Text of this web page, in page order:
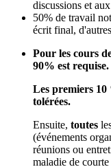
discussions et
50% de travail
écrit final,
Pour les cours
90% est requise.
Les premiers 10
tolérées.
Ensuite, toutes
(événements
réunions ou
maladie de